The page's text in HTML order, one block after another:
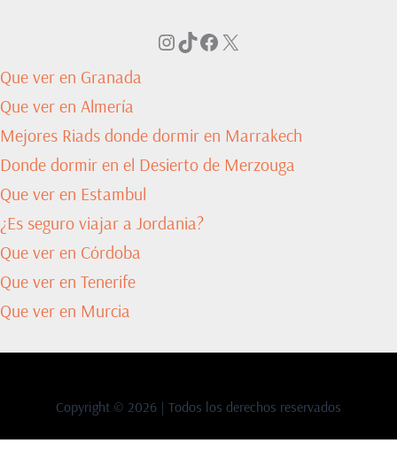
Instagram
TikTok
Facebook
X
Que ver en Granada
Que ver en Almería
Mejores Riads donde dormir en Marrakech
Donde dormir en el Desierto de Merzouga
Que ver en Estambul
¿Es seguro viajar a Jordania?
Que ver en Córdoba
Que ver en Tenerife
Que ver en Murcia
Copyright © 2026 | Todos los derechos reservados